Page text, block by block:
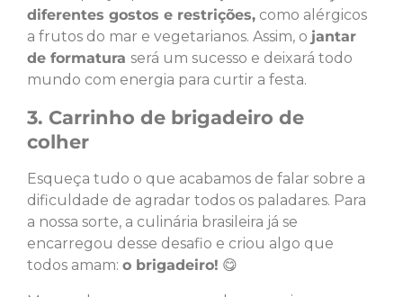
diferentes gostos e restrições, como alérgicos
a frutos do mar e vegetarianos. Assim, o jantar
de formatura será um sucesso e deixará todo
mundo com energia para curtir a festa.
3. Carrinho de brigadeiro de
colher
Esqueça tudo o que acabamos de falar sobre a
dificuldade de agradar todos os paladares. Para
a nossa sorte, a culinária brasileira já se
encarregou desse desafio e criou algo que
todos amam: o brigadeiro! 😋